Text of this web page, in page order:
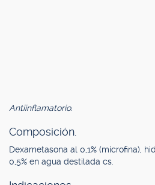
Antiinflamatorio.
Composición.
Dexametasona al 0,1% (microfina),
0,5% en agua destilada cs.